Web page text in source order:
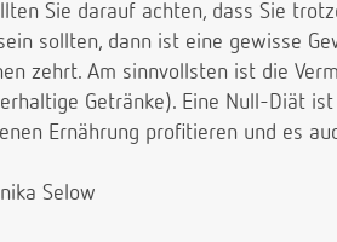
Sie darauf achten, dass Sie
sollten, dann ist eine gewisse
zehrt. Am sinnvollsten ist die
Getränke). Eine Null-Diät
Ernährung profitieren und es
Selow